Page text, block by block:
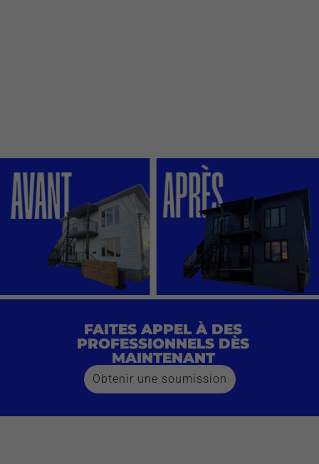
FAITES APPEL À DES
PROFESSIONNELS DÈS
MAINTENANT
Obtenir une soumission